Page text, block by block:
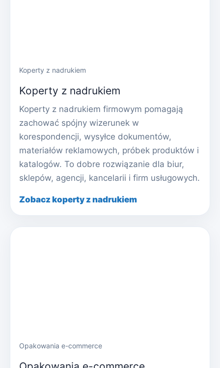
Koperty z nadrukiem
Koperty z nadrukiem
Koperty z nadrukiem firmowym pomagają
zachować spójny wizerunek w
korespondencji, wysyłce dokumentów,
materiałów reklamowych, próbek produktów i
katalogów. To dobre rozwiązanie dla biur,
sklepów, agencji, kancelarii i firm usługowych.
Zobacz koperty z nadrukiem
Opakowania e-commerce